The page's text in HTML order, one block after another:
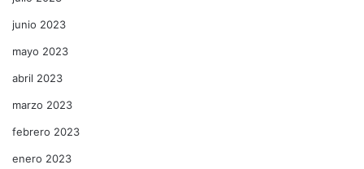
junio 2023
mayo 2023
abril 2023
marzo 2023
febrero 2023
enero 2023